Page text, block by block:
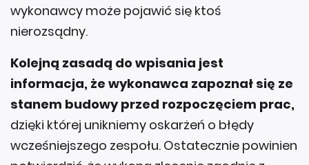
wykonawcy może pojawić się ktoś
nierozsądny.
Kolejną zasadą do wpisania jest
informacja, że wykonawca zapoznał się ze
stanem budowy przed rozpoczęciem prac,
dzięki której unikniemy oskarżeń o błędy
wcześniejszego zespołu. Ostatecznie powinien